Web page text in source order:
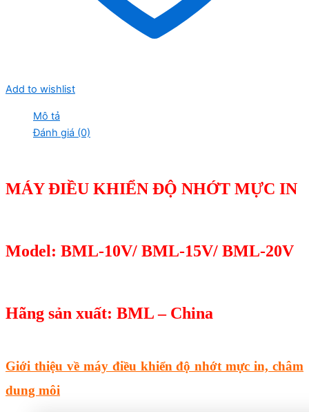
Add to wishlist
Mô tả
Đánh giá (0)
MÁY ĐIỀU KHIỂN ĐỘ NHỚT MỰC IN
Model: BML-10V/ BML-15V/ BML-20V
Hãng sản xuất: BML – China
Giới thiệu về máy điều khiển độ nhớt mực in, châm
dung môi